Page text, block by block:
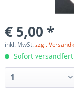
€ 5,00 *
inkl. MwSt.zzgl.
Sofort